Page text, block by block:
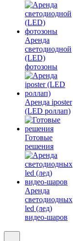
Аренда
светодиодной
(LED)
фотозоны
Аренда iposter
(LED роллап)
Готовые
решения
Аренда
светодиодных
led (лед)
видео-шаров